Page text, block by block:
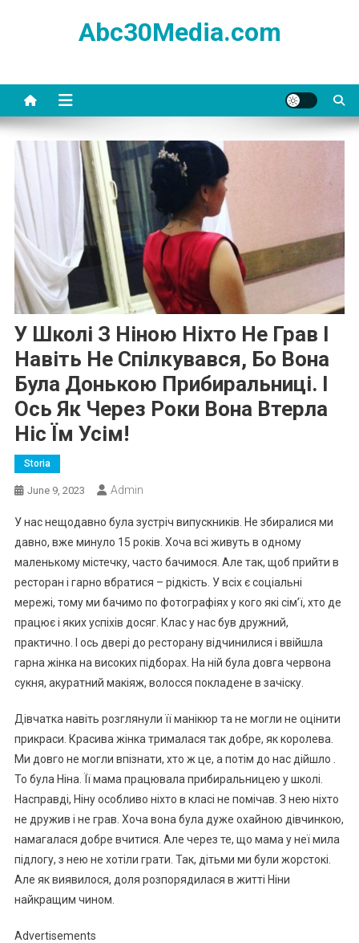
Abc30Media.com
У Школі З Ніною Ніхто Не Грав І
Навіть Не Спілкувався, Бо Вона
Була Донькою Прибиральниці. І
Ось Як Через Роки Вона Втерла
Ніс Їм Усім!
Storia
June 9, 2023 Admin
У нас нещодавно була зустріч випускників. Не збиралися ми
давно, вже минуло 15 років. Хоча всі живуть в одному
маленькому містечку, часто бачимося. Але так, щоб прийти в
ресторан і гарно вбратися – рідкість. У всіх є соціальні
мережі, тому ми бачимо по фотографіях у кого які сім’ї, хто де
працює і яких успіхів досяг. Клас у нас був дружний,
практично. І ось двері до ресторану відчинилися і ввійшла
гарна жінка на високих підборах. На ній була довга червона
сукня, акуратний макіяж, волосся покладене в зачіску.
Дівчатка навіть розглянули її манікюр та не могли не оцінити
прикраси. Красива жінка трималася так добре, як королева.
Ми довго не могли впізнати, хто ж це, а потім до нас дійшло .
То була Ніна. Її мама працювала прибиральницею у школі.
Насправді, Ніну особливо ніхто в класі не помічав. З нею ніхто
не дружив і не грав. Хоча вона була дуже охайною дівчинкою,
намагалася добре вчитися. Але через те, що мама у неї мила
підлогу, з нею не хотіли грати. Так, дітьми ми були жорстокі.
Але як виявилося, доля розпорядилася в житті Ніни
найкращим чином.
Advertisements